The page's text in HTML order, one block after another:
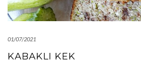
01/07/2021
KABAKLI KEK